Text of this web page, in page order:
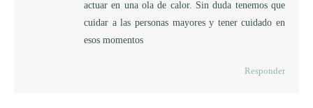
actuar en una ola de calor. Sin duda tenemos que
cuidar a las personas mayores y tener cuidado en
esos momentos
Responder